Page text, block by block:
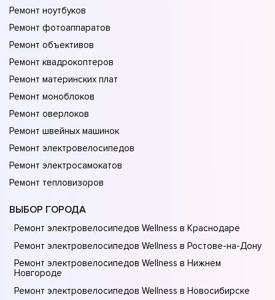
Ремонт ноутбуков
Ремонт фотоаппаратов
Ремонт объективов
Ремонт квадрокоптеров
Ремонт материнских плат
Ремонт моноблоков
Ремонт оверлоков
Ремонт швейных машинок
Ремонт электровелосипедов
Ремонт электросамокатов
Ремонт тепловизоров
ВЫБОР ГОРОДА
Ремонт электровелосипедов Wellness в Краснодаре
Ремонт электровелосипедов Wellness в Ростове-на-Донy
Ремонт электровелосипедов Wellness в Нижнем
Новгороде
Ремонт электровелосипедов Wellness в Новосибирске